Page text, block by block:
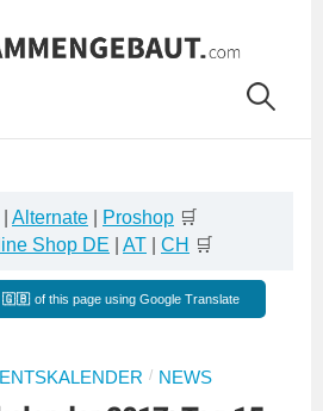
Alternate Proshop 🛒
Shop DE AT CH 🛒
🇬🇧 of this page using Google Translate
/ NEWS